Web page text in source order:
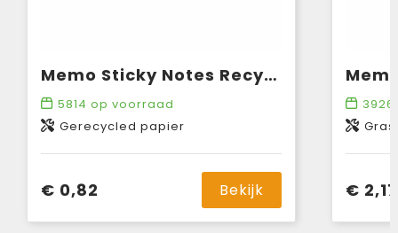
Memo Sticky Notes Recycled Paper memoblokje
5814 op voorraad
Gerecycled papier
€ 0,82 Bekijk
3926
€ 2,17